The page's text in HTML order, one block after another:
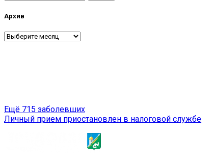
Архив
Архив
Навигация
по
Ещё 715 заболевших
Личный прием приостановлен в налоговой службе